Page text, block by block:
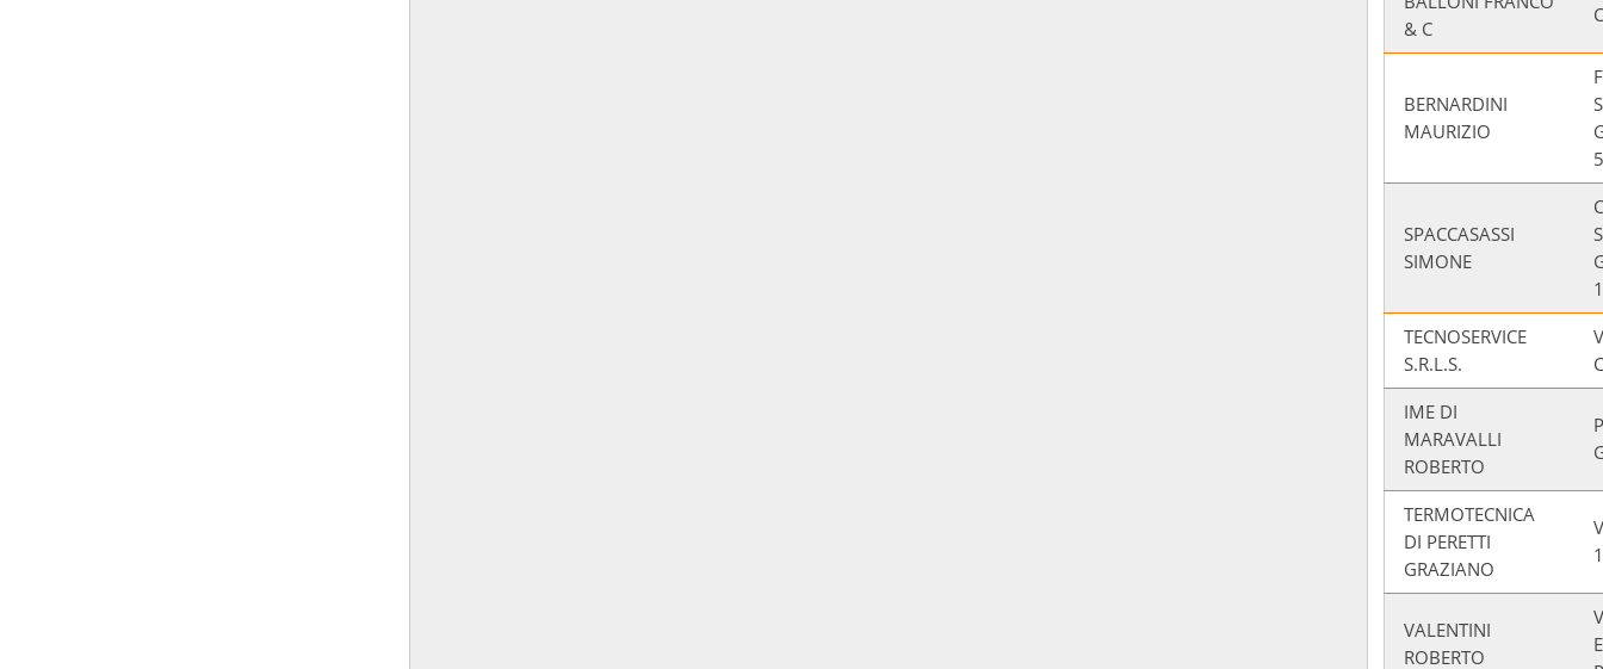
& C
BERNARDINI
MAURIZIO
SPACCASASSI
SIMONE
TECNOSERVICE
S.R.L.S.
IME DI
MARAVALLI
ROBERTO
TERMOTECNICA
DI PERETTI
GRAZIANO
VALENTINI
ROBERTO